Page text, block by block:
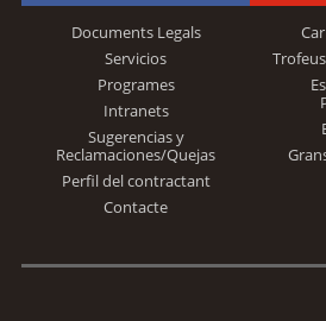
Documents Legals
Servicios
Programes
Intranets
Sugerencias y
Reclamaciones/Quejas
Perfil del contractant
Contacte